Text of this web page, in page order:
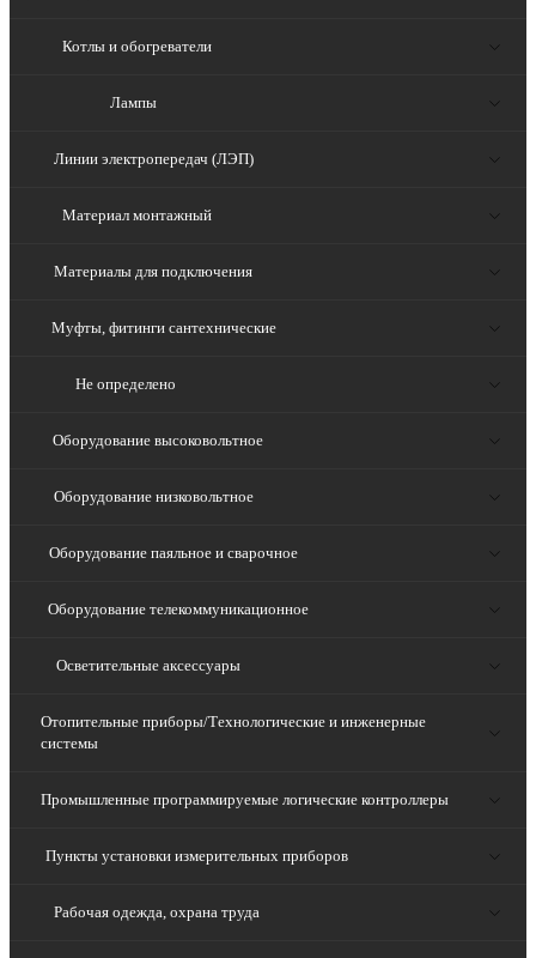
Котлы и обогреватели
Лампы
Линии электропередач (ЛЭП)
Материал монтажный
Материалы для подключения
Муфты, фитинги сантехнические
Не определено
Оборудование высоковольтное
Оборудование низковольтное
Оборудование паяльное и сварочное
Оборудование телекоммуникационное
Осветительные аксессуары
Отопительные приборы/Технологические и инженерные
системы
Промышленные программируемые логические контроллеры
Пункты установки измерительных приборов
Рабочая одежда, охрана труда